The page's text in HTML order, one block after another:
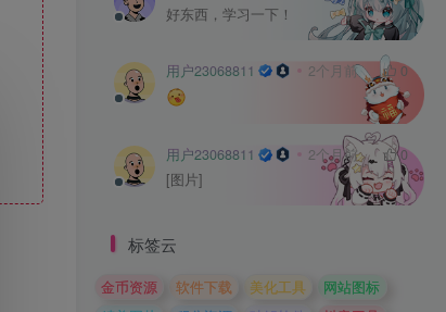
好东西，学习一下！
用户23068811 2个月前 0
用户23068811 2个月前
0
[图片]
标签云
金币资源 软件下载 美化工具
网站图标